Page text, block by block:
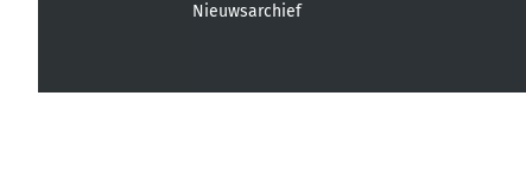
Nieuwsarchief